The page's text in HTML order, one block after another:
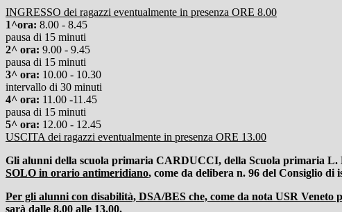
INGRESSO dei ragazzi eventualmente in presenza ORE 8.00
1^ora: 8.00 - 8.45
pausa di 15 minuti
2^ ora: 9.00 - 9.45
pausa di 15 minuti
3^ ora: 10.00 - 10.30
intervallo di 30 minuti
4^ ora: 11.00 -11.45
pausa di 15 minuti
5^ ora: 12.00 - 12.45
USCITA dei ragazzi eventualmente in presenza ORE 13.00
Gli alunni della scuola primaria CARDUCCI, della Scuola primaria
SOLO in orario antimeridiano, come da delibera n. 96 del Consiglio
Per gli alunni con disabilità, DSA/BES che, come da nota USR Veneto
sarà dalle 8.00 alle 13.00.